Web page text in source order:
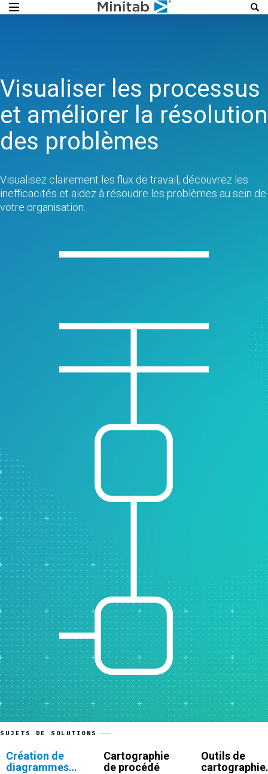
Visualiser les processus
et améliorer la résolution
des problèmes
Visualisez clairement les flux de travail, découvrez les
inefficacités et aidez à résoudre les problèmes au sein de
votre organisation.
SUJETS DE SOLUTIONS
Création de
diagrammes
Cartographie
de procédé
Outils de
cartographie